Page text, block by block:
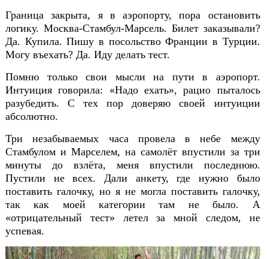
Граница закрыта, я в аэропорту, пора остановить
логику. Москва-Стамбул-Марсель. Билет заказывали?
Да. Купила. Пишу в посольство Франции в Турции.
Могу въехать? Да. Иду делать тест.
Помню только свои мысли на пути в аэропорт.
Интуиция говорила: «Надо ехать», рацио пыталось
разубедить. С тех пор доверяю своей интуиции
абсолютно.
Три незабываемых часа провела в небе между
Стамбулом и Марселем, на самолёт впустили за три
минуты до взлёта, меня впустили последнюю.
Пустили не всех. Дали анкету, где нужно было
поставить галочку, но я не могла поставить галочку,
так как моей категории там не было. А
«отрицательный тест» летел за мной следом, не
успевая.